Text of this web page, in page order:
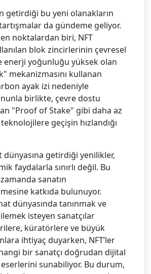
getirdiği bu yeni olanakların
tartışmalar da gündeme geliyor.
noktalardan biri, NFT
blok zincirlerinin çevresel
enerji yoğunluğu yüksek olan
mekanizmasını kullanan
ayak izi nedeniyle
birlikte, çevre dostu
"Proof of Stake" gibi daha az
geçişin hızlandığı
dünyasına getirdiği yenilikler,
faydalarla sınırlı değil. Bu
sanatın
katkıda bulunuyor.
dünyasında tanınmak ve
isteyen sanatçılar
küratörlere ve büyük
ihtiyaç duyarken, NFT’ler
bir sanatçı doğrudan dijital
sunabiliyor. Bu durum,